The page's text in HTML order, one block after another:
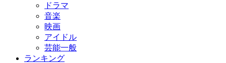
ドラマ
音楽
映画
アイドル
芸能一般
ランキング